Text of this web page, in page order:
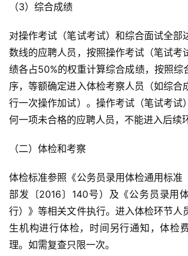
（3）综合成绩
对操作考试（笔试考试）和综合面试全部
数线的应聘人员，按照操作考试（笔试考
绩各占50%的权重计算综合成绩，按照综
序，等额确定进入体检考察人员（如综合
行一次操作加试）。操作考试（笔试考试
何一项未合格的应聘人员，不能进入后续
（二）体检和考察
体检标准参照《公务员录用体检通用标准
部发〔2016〕140号）及《公务员录用
行）》等相关文件执行。进入体检环节人
生机构进行体检，时间另行通知，体检
理。如需复查只限一次。